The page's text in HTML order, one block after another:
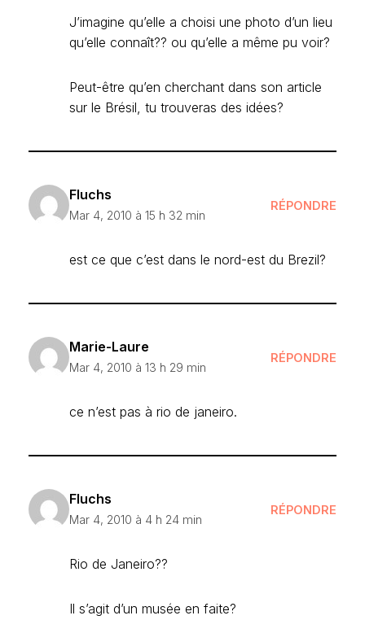
J’imagine qu’elle a choisi une photo d’un lieu
qu’elle connaît?? ou qu’elle a même pu voir?
Peut-être qu’en cherchant dans son article
sur le Brésil, tu trouveras des idées?
Fluchs
Mar 4, 2010 à 15 h 32 min
RÉPONDRE
est ce que c’est dans le nord-est du Brezil?
Marie-Laure
Mar 4, 2010 à 13 h 29 min
RÉPONDRE
ce n’est pas à rio de janeiro.
Fluchs
Mar 4, 2010 à 4 h 24 min
RÉPONDRE
Rio de Janeiro??
Il s’agit d’un musée en faite?